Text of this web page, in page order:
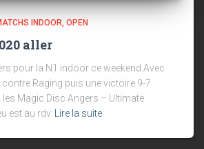
INDOOR OPEN
aller
pour la N1 indoor ce weekend.Avec
contre Raging puis une victoire 9-7
Magic Disc Angers – Ultimate
est au rdv
Lire la suite